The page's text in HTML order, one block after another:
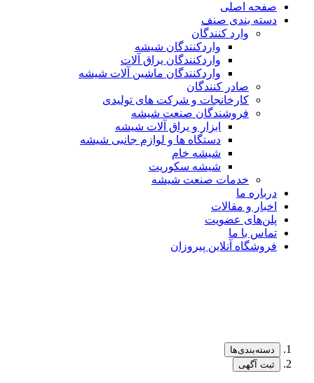
صفحه اصلی
دسته بندی صنف
وارد کنندگان
واردکنندگان شیشه
واردکنندگان یراق آلات
واردکنندگان ماشین آلات شیشه
صادر کنندگان
کارخانجات و شرکت های تولیدی
فروشندگان صنعت شیشه
ابزار و یراق آلات شیشه
دستگاه ها و لوازم جانبی شیشه
شیشه خام
شیشه سکوریت
خدمات صنعت شیشه
درباره ما
اخبار و مقالات
پلن‌های عضویت
تماس با ما
فروشگاه آنلاین پیروزان
دسته‌بندی‌ها
ثبت آگهی